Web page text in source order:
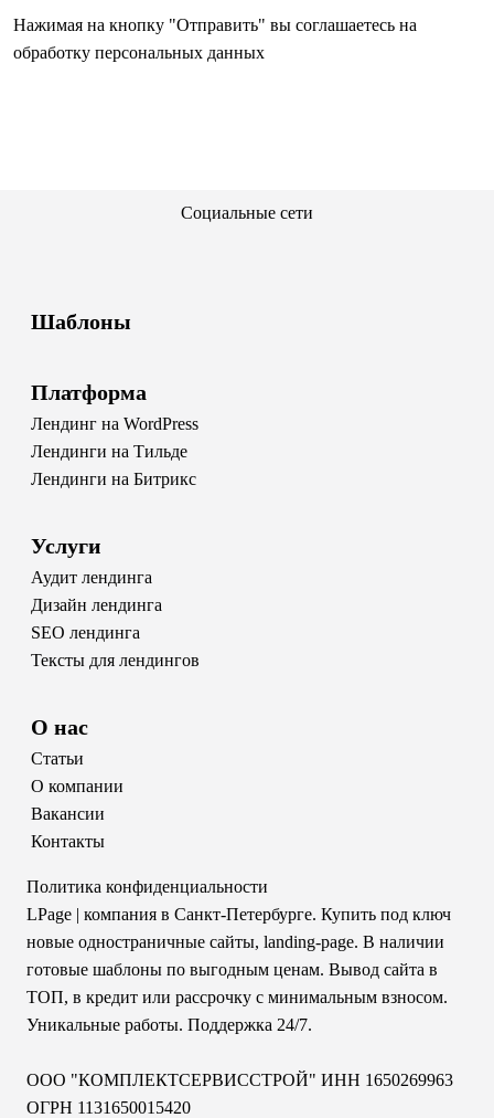
Нажимая на кнопку "Отправить" вы соглашаетесь на
обработку персональных данных
Социальные сети
Шаблоны
Платформа
Лендинг на WordPress
Лендинги на Тильде
Лендинги на Битрикс
Услуги
Аудит лендинга
Дизайн лендинга
SEO лендинга
Тексты для лендингов
О нас
Статьи
О компании
Вакансии
Контакты
Политика конфиденциальности
LPage | компания в Санкт-Петербурге. Купить под ключ
новые одностраничные сайты, landing-page. В наличии
готовые шаблоны по выгодным ценам. Вывод сайта в
ТОП, в кредит или рассрочку с минимальным взносом.
Уникальные работы. Поддержка 24/7.
ООО "КОМПЛЕКТСЕРВИССТРОЙ" ИНН 1650269963
ОГРН 1131650015420